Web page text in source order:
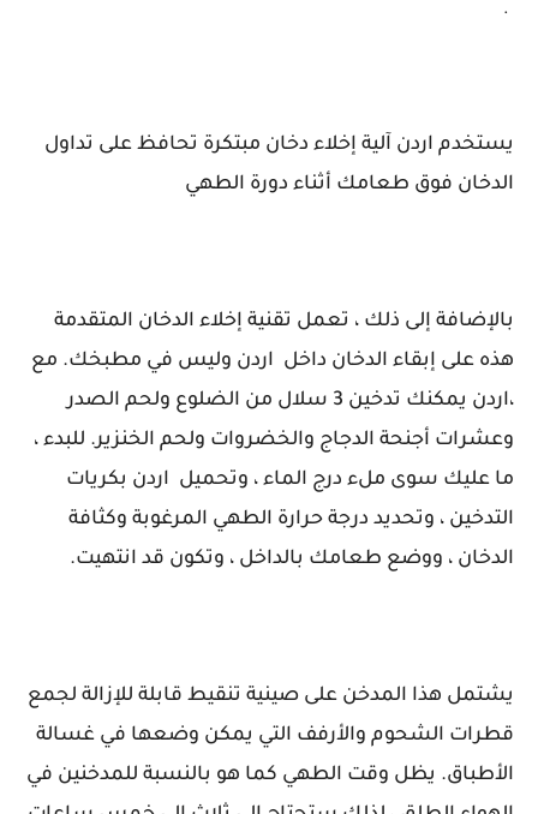
.
يستخدم اردن آلية إخلاء دخان مبتكرة تحافظ على تداول
الدخان فوق طعامك أثناء دورة الطهي
بالإضافة إلى ذلك ، تعمل تقنية إخلاء الدخان المتقدمة
هذه على إبقاء الدخان داخل اردن وليس في مطبخك. مع
،اردن يمكنك تدخين 3 سلال من الضلوع ولحم الصدر
وعشرات أجنحة الدجاج والخضروات ولحم الخنزير. للبدء ،
ما عليك سوى ملء درج الماء ، وتحميل اردن بكريات
التدخين ، وتحديد درجة حرارة الطهي المرغوبة وكثافة
الدخان ، ووضع طعامك بالداخل ، وتكون قد انتهيت.
يشتمل هذا المدخن على صينية تنقيط قابلة للإزالة لجمع
قطرات الشحوم والأرفف التي يمكن وضعها في غسالة
الأطباق. يظل وقت الطهي كما هو بالنسبة للمدخنين في